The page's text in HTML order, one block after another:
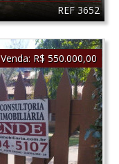
REF 3652
Venda: R$ 550.000,00